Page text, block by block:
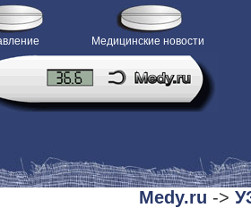
Медицинские новости
Medy.ru ->